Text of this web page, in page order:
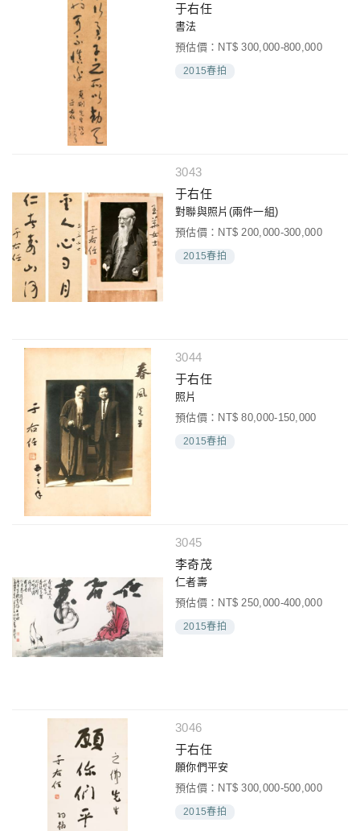
于右任
書法
預估價：NT$ 300,000-800,000
2015春拍
3043
于右任
對聯與照片(兩件一組)
預估價：NT$ 200,000-300,000
2015春拍
3044
于右任
照片
預估價：NT$ 80,000-150,000
2015春拍
3045
李奇茂
仁者壽
預估價：NT$ 250,000-400,000
2015春拍
3046
于右任
願你們平安
預估價：NT$ 300,000-500,000
2015春拍